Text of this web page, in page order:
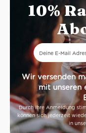
10%
Wir versenden
mit unseren
Durch Ihre Anmeldung
können sich jederzeit
in